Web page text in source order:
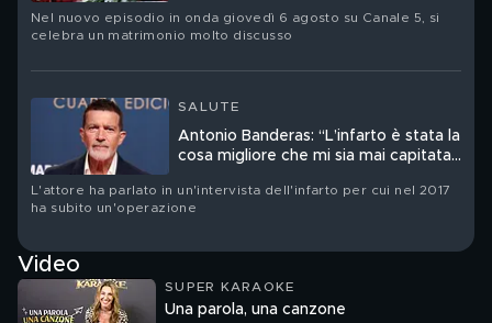
Nel nuovo episodio in onda giovedì 6 agosto su Canale 5, si
celebra un matrimonio molto discusso
SALUTE
Antonio Banderas: “L’infarto è stata la
cosa migliore che mi sia mai capitata
L'attore ha parlato in un'intervista dell'infarto per cui nel 2017
ha subito un'operazione
Video
SUPER KARAOKE
Una parola, una canzone